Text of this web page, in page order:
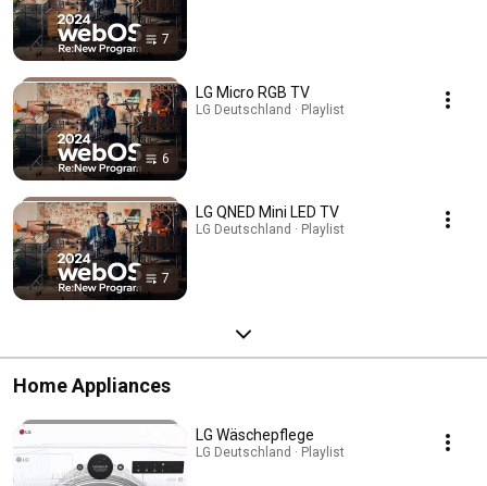
7
6
LG Micro RGB TV
LG Deutschland · Playlist
7
LG QNED Mini LED TV
LG Deutschland · Playlist
Home Appliances
LG Wäschepflege
LG Deutschland · Playlist